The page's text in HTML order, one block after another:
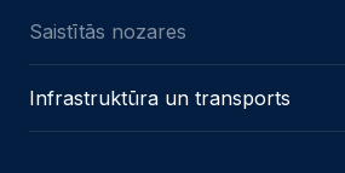
Saistītās nozares
Infrastruktūra un transports